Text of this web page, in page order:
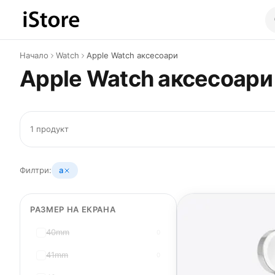
Към съдържанието
Начало Watch Apple Watch аксесоари
Apple Watch
1 продукт
Филтри: a
РАЗМЕР НА ЕКРАНА
40mm
41mm